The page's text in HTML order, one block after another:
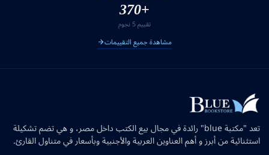
+370
تقييم 5 نجوم
مشاهدة جميع التقييمات
تعد "مكتبة blue" رائدة في مجال بيع الكتب داخل مصر، و هي تضم تشكيلة
استثنائية من أبرز و أهم العناوين العربية والأجنبية وبأسعار في متناول القارئ.